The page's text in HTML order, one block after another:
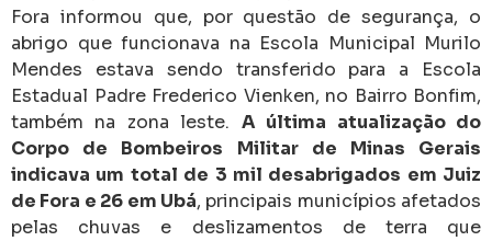
Fora informou que, por questão de segurança, o
abrigo que funcionava na Escola Municipal Murilo
Mendes estava sendo transferido para a Escola
Estadual Padre Frederico Vienken, no Bairro Bonfim,
também na zona leste. A última atualização do
Corpo de Bombeiros Militar de Minas Gerais
indicava um total de 3 mil desabrigados em Juiz
de Fora e 26 em Ubá, principais municípios afetados
pelas chuvas e deslizamentos de terra que